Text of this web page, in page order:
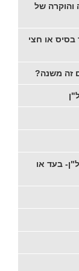
והוקרה של
או חצי
זה משנה?
בעד או